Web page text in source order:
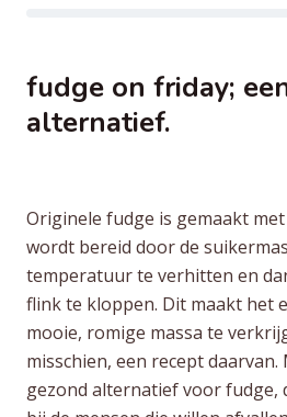
fudge on friday;
alternatief.
Originele fudge is gemaakt
wordt bereid door de
temperatuur te verhitten en
flink te kloppen. Dit maakt het
mooie, romige massa te
misschien, een recept
gezond alternatief voor fudge,